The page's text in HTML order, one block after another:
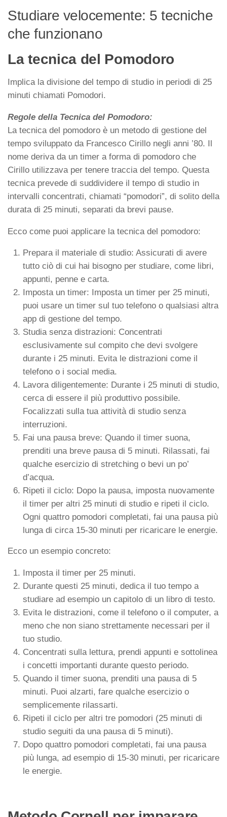
Studiare velocemente: 5 tecniche
che funzionano
La tecnica del Pomodoro
Implica la divisione del tempo di studio in periodi di 25
minuti chiamati Pomodori.
Regole della Tecnica del Pomodoro:
La tecnica del pomodoro è un metodo di gestione del
tempo sviluppato da Francesco Cirillo negli anni ’80. Il
nome deriva da un timer a forma di pomodoro che
Cirillo utilizzava per tenere traccia del tempo. Questa
tecnica prevede di suddividere il tempo di studio in
intervalli concentrati, chiamati “pomodori”, di solito della
durata di 25 minuti, separati da brevi pause.
Ecco come puoi applicare la tecnica del pomodoro:
Prepara il materiale di studio: Assicurati di avere
tutto ciò di cui hai bisogno per studiare, come libri,
appunti, penne e carta.
Imposta un timer: Imposta un timer per 25 minuti,
puoi usare un timer sul tuo telefono o qualsiasi altra
app di gestione del tempo.
Studia senza distrazioni: Concentrati
esclusivamente sul compito che devi svolgere
durante i 25 minuti. Evita le distrazioni come il
telefono o i social media.
Lavora diligentemente: Durante i 25 minuti di studio,
cerca di essere il più produttivo possibile.
Focalizzati sulla tua attività di studio senza
interruzioni.
Fai una pausa breve: Quando il timer suona,
prenditi una breve pausa di 5 minuti. Rilassati, fai
qualche esercizio di stretching o bevi un po’
d’acqua.
Ripeti il ciclo: Dopo la pausa, imposta nuovamente
il timer per altri 25 minuti di studio e ripeti il ciclo.
Ogni quattro pomodori completati, fai una pausa più
lunga di circa 15-30 minuti per ricaricare le energie.
Ecco un esempio concreto:
Imposta il timer per 25 minuti.
Durante questi 25 minuti, dedica il tuo tempo a
studiare ad esempio un capitolo di un libro di testo.
Evita le distrazioni, come il telefono o il computer, a
meno che non siano strettamente necessari per il
tuo studio.
Concentrati sulla lettura, prendi appunti e sottolinea
i concetti importanti durante questo periodo.
Quando il timer suona, prenditi una pausa di 5
minuti. Puoi alzarti, fare qualche esercizio o
semplicemente rilassarti.
Ripeti il ciclo per altri tre pomodori (25 minuti di
studio seguiti da una pausa di 5 minuti).
Dopo quattro pomodori completati, fai una pausa
più lunga, ad esempio di 15-30 minuti, per ricaricare
le energie.